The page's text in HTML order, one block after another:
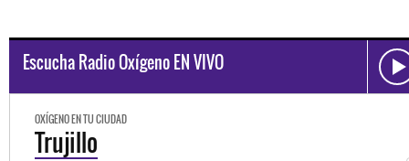
Escucha Radio Oxígeno EN VIVO
OXÍGENO EN TU CIUDAD
Trujillo